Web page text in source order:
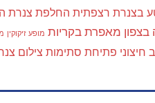
בצנרת רצפתית החלפת צנרת
בצפון מאפרת בקריות מופע זיקוקין
פתיחת סתימות צילום